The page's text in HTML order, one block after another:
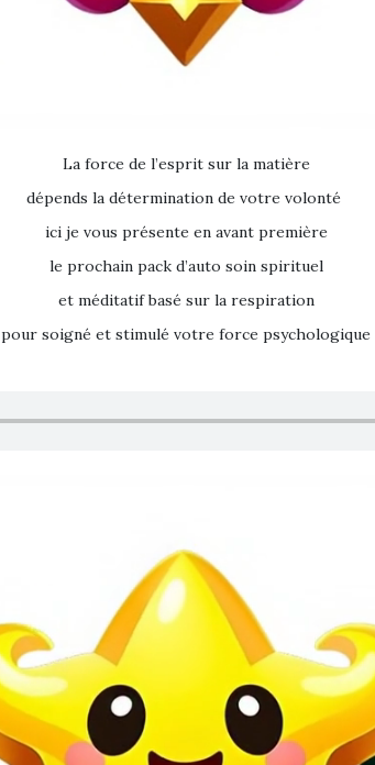
La force de l’esprit sur la matière
dépends la détermination de votre volonté
ici je vous présente en avant première
le prochain pack d’auto soin spirituel
et méditatif basé sur la respiration
pour soigné et stimulé votre force psychologique